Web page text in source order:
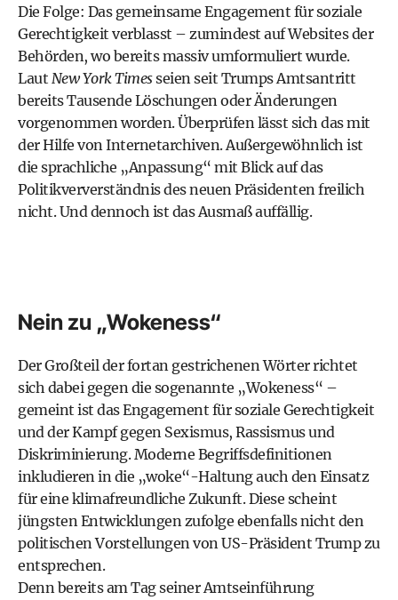
Die Folge: Das gemeinsame Engagement für soziale
Gerechtigkeit verblasst – zumindest auf Websites der
Behörden, wo bereits massiv umformuliert wurde.
Laut New York Timesseien seit Trumps Amtsantritt
bereits Tausende Löschungen oder Änderungen
vorgenommen worden. Überprüfen lässt sich das mit
der Hilfe von Internetarchiven. Außergewöhnlich ist
die sprachliche „Anpassung“ mit Blick auf das
Politikververständnis des neuen Präsidenten freilich
nicht. Und dennoch ist das Ausmaß auffällig.
Nein zu „Wokeness“
Der Großteil der fortan gestrichenen Wörter richtet
sich dabei gegen die sogenannte „Wokeness“ –
gemeint ist das Engagement für soziale Gerechtigkeit
und der Kampf gegen Sexismus, Rassismus und
Diskriminierung. Moderne Begriffsdefinitionen
inkludieren in die „woke“-Haltung auch den Einsatz
für eine klimafreundliche Zukunft. Diese scheint
jüngsten Entwicklungen zufolge ebenfalls nicht den
politischen Vorstellungen von US-Präsident Trump zu
entsprechen.
Denn bereits am Tag seiner Amtseinführung